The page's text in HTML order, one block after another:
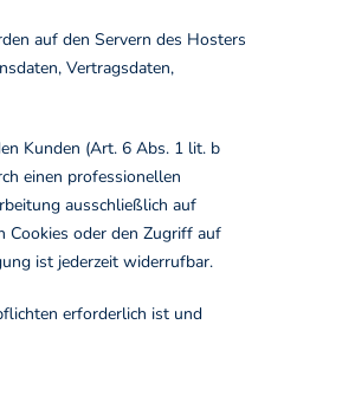
auf den Servern des Hosters
Vertragsdaten,
Kunden (Art. 6 Abs. 1 lit. b
einen professionellen
ausschließlich auf
Cookies oder den Zugriff auf
ist jederzeit widerrufbar.
erforderlich ist und